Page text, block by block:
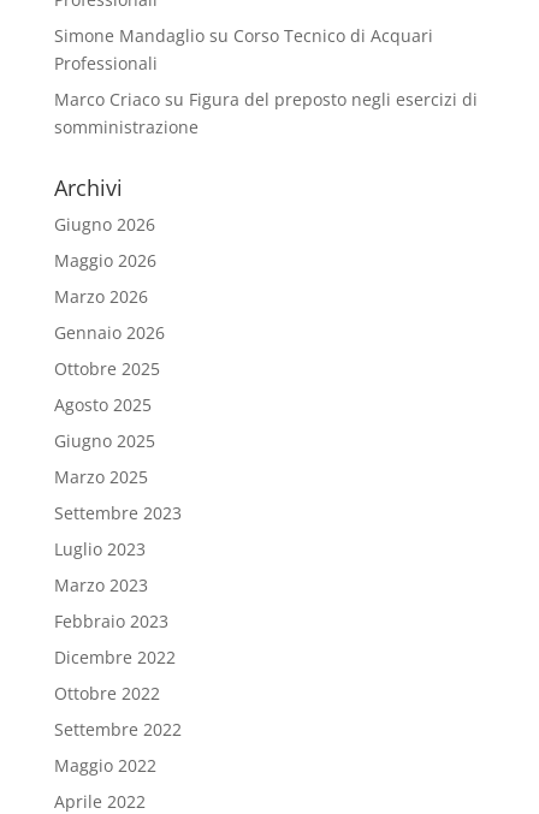
Simone Mandagliosu Corso Tecnico di Acquari
Professionali
Marco Criacosu Figura del preposto negli esercizi di
somministrazione
Archivi
Giugno 2026
Maggio 2026
Marzo 2026
Gennaio 2026
Ottobre 2025
Agosto 2025
Giugno 2025
Marzo 2025
Settembre 2023
Luglio 2023
Marzo 2023
Febbraio 2023
Dicembre 2022
Ottobre 2022
Settembre 2022
Maggio 2022
Aprile 2022